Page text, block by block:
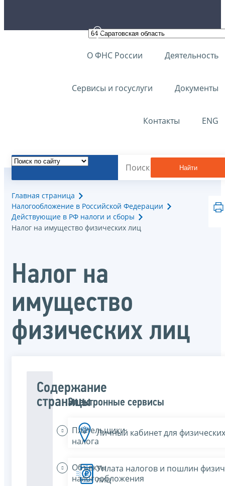
О ФНС России Деятельность
Сервисы и госуслуги Документы
Контакты ENG
Найти
Главная страница
Налогообложение в Российской Федерации
Действующие в РФ налоги и сборы
Налог на имущество физических лиц
Налог на
имущество
физических лиц
Содержание
страницы
Плательщики
налога
Объекты
налогообложения
Электронные сервисы
Личный кабинет для
Уплата налогов и пошлин
лиц